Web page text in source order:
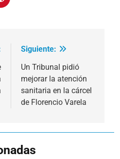
Siguiente:
Un Tribunal pidió
mejorar la atención
sanitaria en la cárcel
de Florencio Varela